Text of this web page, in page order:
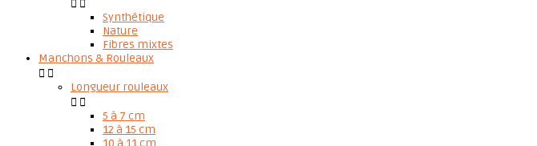
 
Synthétique
Nature
Fibres mixtes
Manchons & Rouleaux
 
Longueur rouleaux
 
5 à 7 cm
12 à 15 cm